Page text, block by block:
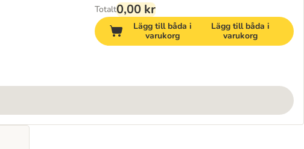
Totalt0,00 kr
Lägg till båda i
varukorg
Lägg till båda i
varukorg